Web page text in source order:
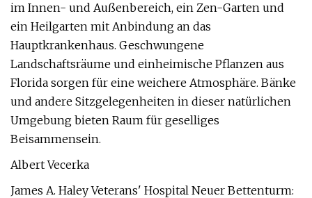
im Innen- und Außenbereich, ein Zen-Garten und
ein Heilgarten mit Anbindung an das
Hauptkrankenhaus. Geschwungene
Landschaftsräume und einheimische Pflanzen aus
Florida sorgen für eine weichere Atmosphäre. Bänke
und andere Sitzgelegenheiten in dieser natürlichen
Umgebung bieten Raum für geselliges
Beisammensein.
Albert Vecerka
James A. Haley Veterans' Hospital Neuer Bettenturm: